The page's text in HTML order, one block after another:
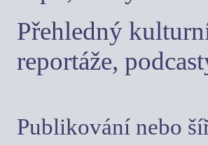
Přehledný
reportáže,
Publikování nebo